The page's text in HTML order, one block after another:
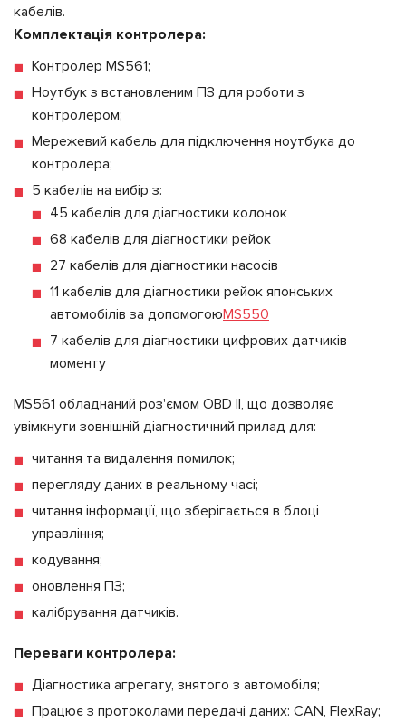
кабелів.
Комплектація контролера:
Контролер MS561;
Ноутбук з встановленим ПЗ для роботи з
контролером;
Мережевий кабель для підключення ноутбука до
контролера;
5 кабелів на вибір з:
45 кабелів для діагностики колонок
68 кабелів для діагностики рейок
27 кабелів для діагностики насосів
11 кабелів для діагностики рейок японських
автомобілів за допомогоюMS550
7 кабелів для діагностики цифрових датчиків
моменту
MS561 обладнаний роз'ємом OBD II, що дозволяє
увімкнути зовнішній діагностичний прилад для:
читання та видалення помилок;
перегляду даних в реальному часі;
читання інформації, що зберігається в блоці
управління;
кодування;
оновлення ПЗ;
калібрування датчиків.
Переваги контролера:
Діагностика агрегату, знятого з автомобіля;
Працює з протоколами передачі даних: CAN, FlexRay;